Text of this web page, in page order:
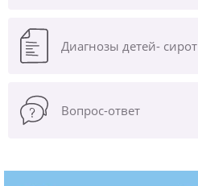
Диагнозы детей- сирот
Вопрос-ответ